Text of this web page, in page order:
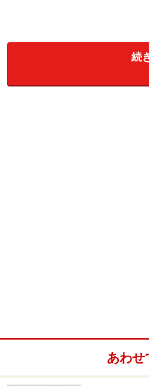
Amazonでワールド
続
あわせ